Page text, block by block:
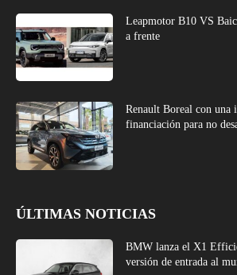
Leapmotor B10 VS
a frente
Renault Boreal con una
financiación para no
ÚLTIMAS NOTICIAS
BMW lanza el X1
versión de entrada al